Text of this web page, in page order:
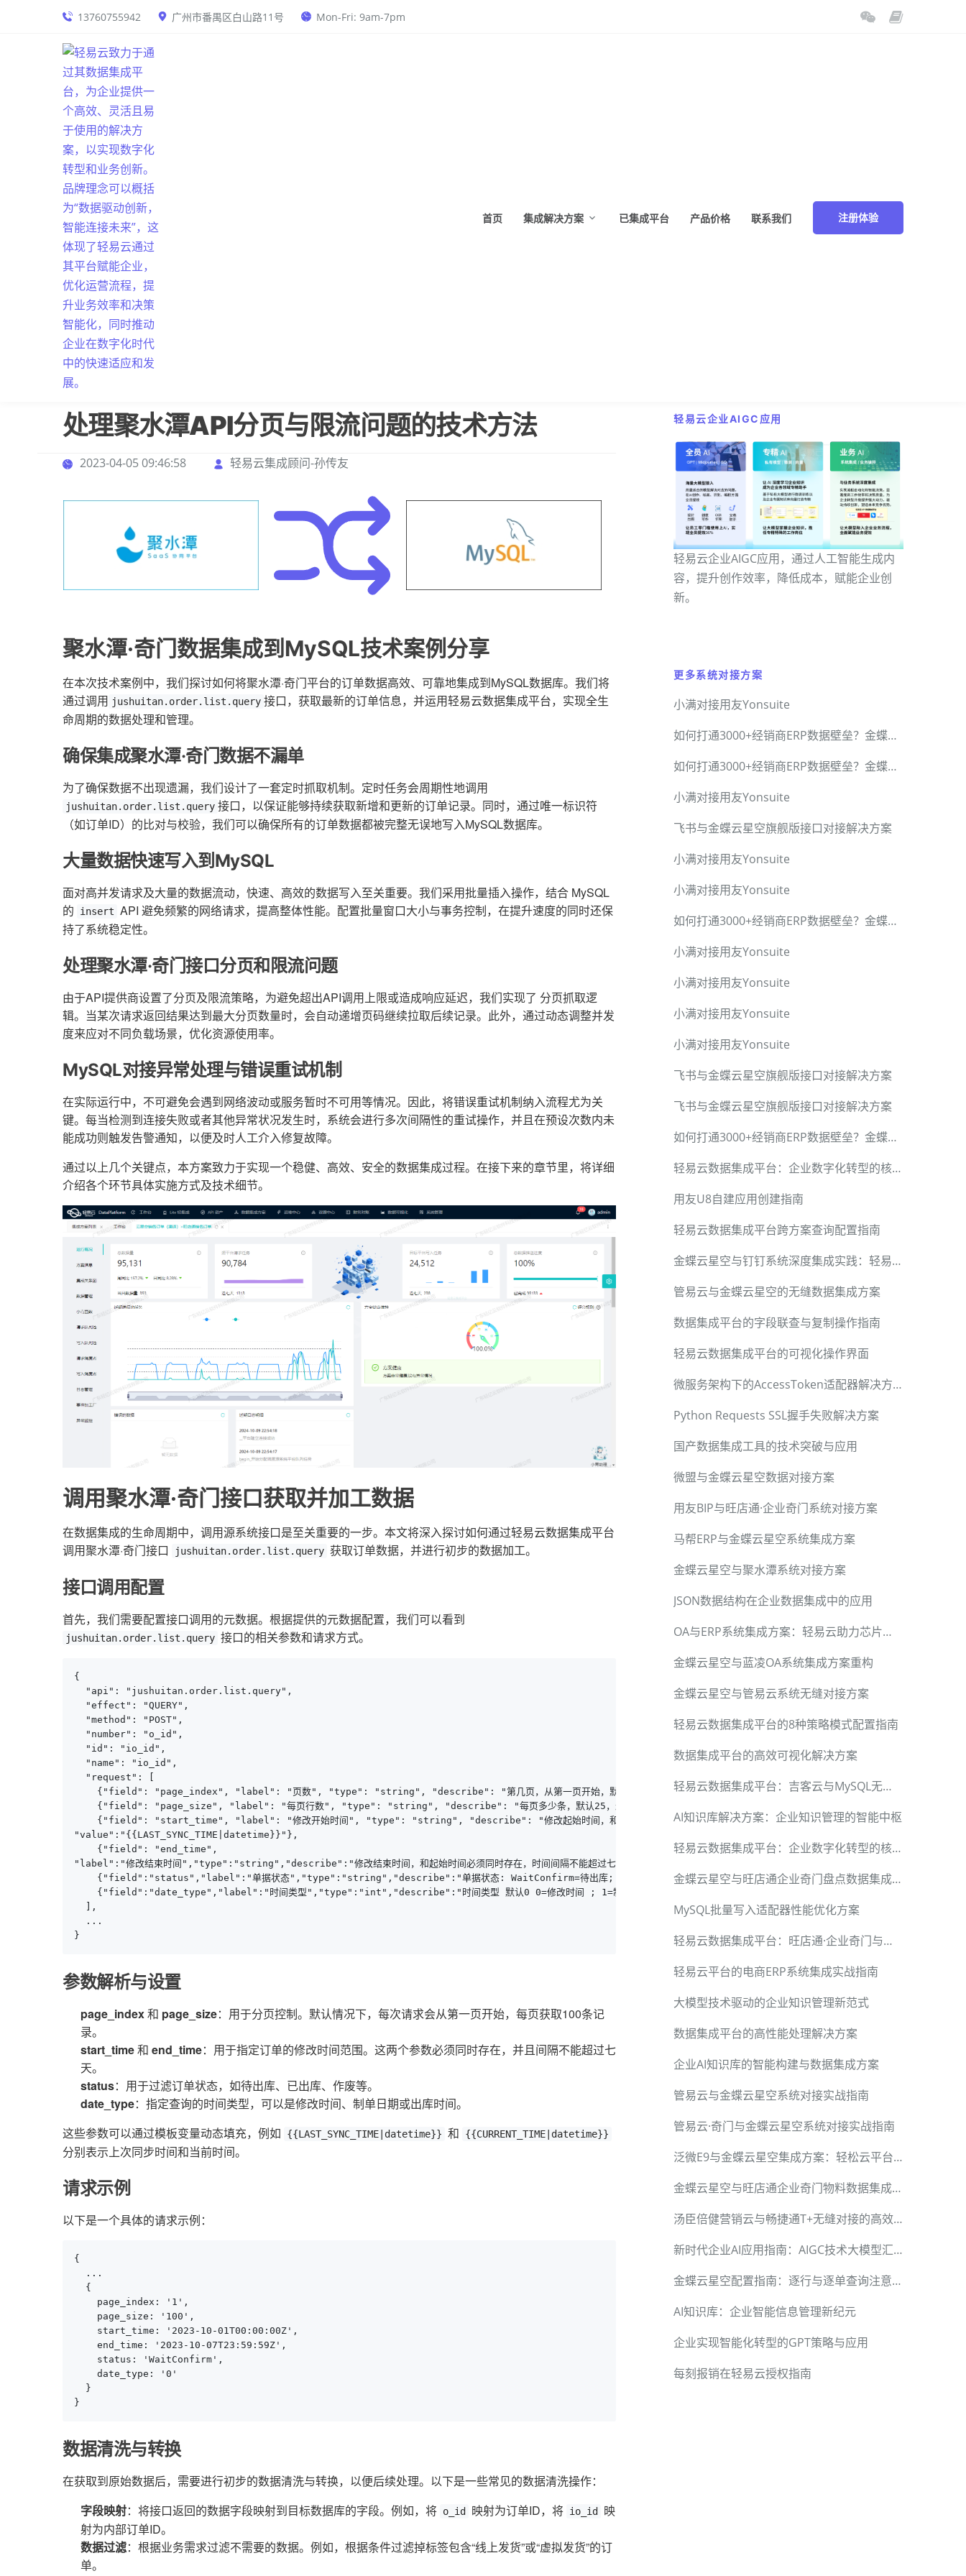
13760755942 广州市番禺区白山路11号 Mon-Fri: 9am-7pm
首页 集成解决方案 已集成平台 产品价格 联系我们 注册体验
处理聚水潭API分页与限流问题的技术方法
2023-04-05 09:46:58 轻易云集成顾问-孙传友
聚水潭·奇门数据集成到MySQL技术案例分享
在本次技术案例中，我们探讨如何将聚水潭·奇门平台的订单数据高效、可靠地集成到MySQL数据库。我们将
通过调用 jushuitan.order.list.query 接口，获取最新的订单信息，并运用轻易云数据集成平台，实现全生
命周期的数据处理和管理。
确保集成聚水潭·奇门数据不漏单
为了确保数据不出现遗漏，我们设计了一套定时抓取机制。定时任务会周期性地调用
jushuitan.order.list.query 接口，以保证能够持续获取新增和更新的订单记录。同时，通过唯一标识符
（如订单ID）的比对与校验，我们可以确保所有的订单数据都被完整无误地写入MySQL数据库。
大量数据快速写入到MySQL
面对高并发请求及大量的数据流动，快速、高效的数据写入至关重要。我们采用批量插入操作，结合 MySQL
的
insert API 避免频繁的网络请求，提高整体性能。配置批量窗口大小与事务控制，在提升速度的同时还保
持了系统稳定性。
处理聚水潭·奇门接口分页和限流问题
由于API提供商设置了分页及限流策略，为避免超出API调用上限或造成响应延迟，我们实现了 分页抓取逻
辑。当某次请求返回结果达到最大分页数量时，会自动递增页码继续拉取后续记录。此外，通过动态调整并发
度来应对不同负载场景，优化资源使用率。
MySQL对接异常处理与错误重试机制
在实际运行中，不可避免会遇到网络波动或服务暂时不可用等情况。因此，将错误重试机制纳入流程尤为关
键。每当检测到连接失败或者其他异常状况发生时，系统会进行多次间隔性的重试操作，并且在预设次数内未
能成功则触发告警通知，以便及时人工介入修复故障。
通过以上几个关键点，本方案致力于实现一个稳健、高效、安全的数据集成过程。在接下来的章节里，将详细
介绍各个环节具体实施方式及技术细节。
调用聚水潭·奇门接口获取并加工数据
在数据集成的生命周期中，调用源系统接口是至关重要的一步。本文将深入探讨如何通过轻易云数据集成平台
调用聚水潭·奇门接口
jushuitan.order.list.query 获取订单数据，并进行初步的数据加工。
接口调用配置
首先，我们需要配置接口调用的元数据。根据提供的元数据配置，我们可以看到
jushuitan.order.list.query 接口的相关参数和请求方式。
{
  "api": "jushuitan.order.list.query",
  "effect": "QUERY",
  "method": "POST",
  "number": "o_id",
  "id": "io_id",
  "name": "io_id",
  "request": [
    {"field": "page_index", "label": "页数", "type": "string", "describe": "第几页，从第一页开始，默认1", "value": "1"},
    {"field": "page_size", "label": "每页行数", "type": "string", "describe": "每页多少条，默认25，最大25", "value": "100"},
    {"field": "start_time", "label": "修改开始时间", "type": "string", "describe": "修改起始时间，和结束时间必须同时存在，时间间隔不能超过七天，与线上单号不能同时为空",
"value":"{{LAST_SYNC_TIME|datetime}}"},
    {"field": "end_time",
"label":"修改结束时间","type":"string","describe":"修改结束时间，和起始时间必须同时存在，时间间隔不能超过七天，与线上单号不能同时为空","value":"{{CURRENT_TIME|datetime}}"},
    {"field":"status","label":"单据状态","type":"string","describe":"单据状态: WaitConfirm=待出库; Confirmed=已出库; Cancelled=作废"},
    {"field":"date_type","label":"时间类型","type":"int","describe":"时间类型 默认0 0=修改时间 ; 1=制单日期; 2=出库时间"}
  ],
  ...
}
参数解析与设置
page_index和 page_size：用于分页控制。默认情况下，每次请求会从第一页开始，每页获取100条记
录。
start_time和 end_time：用于指定订单的修改时间范围。这两个参数必须同时存在，并且间隔不能超过七
天。
status：用于过滤订单状态，如待出库、已出库、作废等。
date_type：指定查询的时间类型，可以是修改时间、制单日期或出库时间。
这些参数可以通过模板变量动态填充，例如
{{LAST_SYNC_TIME|datetime}} 和 {{CURRENT_TIME|datetime}}
分别表示上次同步时间和当前时间。
请求示例
以下是一个具体的请求示例：
{
  ...
  {
    page_index: '1',
    page_size: '100',
    start_time: '2023-10-01T00:00:00Z',
    end_time: '2023-10-07T23:59:59Z',
    status: 'WaitConfirm',
    date_type: '0'
  }
}
数据清洗与转换
在获取到原始数据后，需要进行初步的数据清洗与转换，以便后续处理。以下是一些常见的数据清洗操作：
字段映射：将接口返回的数据字段映射到目标数据库的字段。例如，将 o_id 映射为订单ID，将 io_id
映
射为内部订单ID。
数据过滤：根据业务需求过滤不需要的数据。例如，根据条件过滤掉标签包含“线上发货”或“虚拟发货”的订
单。
轻易云企业AIGC应用
轻易云企业AIGC应用，通过人工智能生成内
容，提升创作效率，降低成本，赋能企业创
新。
更多系统对接方案
小满对接用友Yonsuite
如何打通3000+经销商ERP数据壁垒？金蝶用友管家婆全兼容方案
如何打通3000+经销商ERP数据壁垒？金蝶用友管家婆全兼容方案
小满对接用友Yonsuite
飞书与金蝶云星空旗舰版接口对接解决方案
小满对接用友Yonsuite
小满对接用友Yonsuite
如何打通3000+经销商ERP数据壁垒？金蝶用友管家婆全兼容方案
小满对接用友Yonsuite
小满对接用友Yonsuite
小满对接用友Yonsuite
小满对接用友Yonsuite
飞书与金蝶云星空旗舰版接口对接解决方案
飞书与金蝶云星空旗舰版接口对接解决方案
如何打通3000+经销商ERP数据壁垒？金蝶用友管家婆全兼容方案
轻易云数据集成平台：企业数字化转型的核心引擎
用友U8自建应用创建指南
轻易云数据集成平台跨方案查询配置指南
金蝶云星空与钉钉系统深度集成实践：轻易云数据集成平台赋能制造业数字化转型
管易云与金蝶云星空的无缝数据集成方案
数据集成平台的字段联查与复制操作指南
轻易云数据集成平台的可视化操作界面
微服务架构下的AccessToken适配器解决方案：零代码对接技术指南
Python Requests SSL握手失败解决方案
国产数据集成工具的技术突破与应用
微盟与金蝶云星空数据对接方案
用友BIP与旺店通·企业奇门系统对接方案
马帮ERP与金蝶云星空系统集成方案
金蝶云星空与聚水潭系统对接方案
JSON数据结构在企业数据集成中的应用
OA与ERP系统集成方案：轻易云助力芯片企业流程自动化
金蝶云星空与蓝凌OA系统集成方案重构
金蝶云星空与管易云系统无缝对接方案
轻易云数据集成平台的8种策略模式配置指南
数据集成平台的高效可视化解决方案
轻易云数据集成平台：吉客云与MySQL无缝对接
AI知识库解决方案：企业知识管理的智能中枢
轻易云数据集成平台：企业数字化转型的核心引擎
金蝶云星空与旺店通企业奇门盘点数据集成方案
MySQL批量写入适配器性能优化方案
轻易云数据集成平台：旺店通·企业奇门与用友BIP销售订单无缝对接方案
轻易云平台的电商ERP系统集成实战指南
大模型技术驱动的企业知识管理新范式
数据集成平台的高性能处理解决方案
企业AI知识库的智能构建与数据集成方案
管易云与金蝶云星空系统对接实战指南
管易云·奇门与金蝶云星空系统对接实战指南
泛微E9与金蝶云星空集成方案：轻松云平台高效对接
金蝶云星空与旺店通企业奇门物料数据集成方案
汤臣倍健营销云与畅捷通T+无缝对接的高效数据通道
新时代企业AI应用指南：AIGC技术大模型汇总
金蝶云星空配置指南：逐行与逐单查询注意事项
AI知识库：企业智能信息管理新纪元
企业实现智能化转型的GPT策略与应用
每刻报销在轻易云授权指南